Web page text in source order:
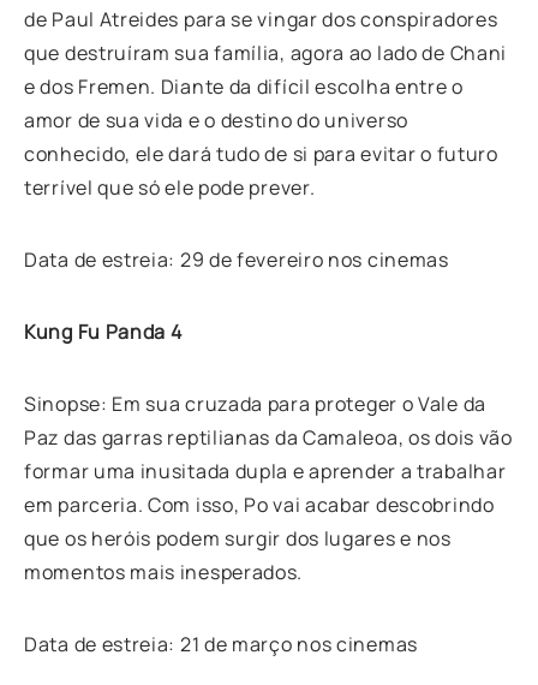
de Paul Atreides para se vingar dos conspiradores
que destruíram sua família, agora ao lado de Chani
e dos Fremen. Diante da difícil escolha entre o
amor de sua vida e o destino do universo
conhecido, ele dará tudo de si para evitar o futuro
terrível que só ele pode prever.
Data de estreia: 29 de fevereiro nos cinemas
Kung Fu Panda 4
Sinopse: Em sua cruzada para proteger o Vale da
Paz das garras reptilianas da Camaleoa, os dois vão
formar uma inusitada dupla e aprender a trabalhar
em parceria. Com isso, Po vai acabar descobrindo
que os heróis podem surgir dos lugares e nos
momentos mais inesperados.
Data de estreia: 21 de março nos cinemas